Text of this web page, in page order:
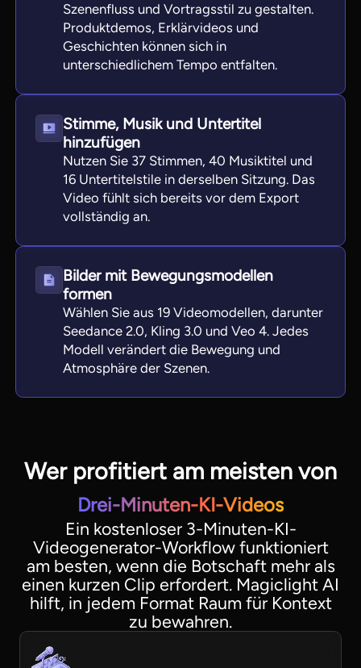
Szenenfluss und Vortragsstil zu gestalten.
Produktdemos, Erklärvideos und
Geschichten können sich in
unterschiedlichem Tempo entfalten.
Stimme, Musik und Untertitel
hinzufügen
Nutzen Sie 37 Stimmen, 40 Musiktitel und
16 Untertitelstile in derselben Sitzung. Das
Video fühlt sich bereits vor dem Export
vollständig an.
Bilder mit Bewegungsmodellen
formen
Wählen Sie aus 19 Videomodellen, darunter
Seedance 2.0, Kling 3.0 und Veo 4. Jedes
Modell verändert die Bewegung und
Atmosphäre der Szenen.
Wer profitiert am meisten von
Drei-Minuten-KI-Videos
Ein kostenloser 3-Minuten-KI-
Videogenerator-Workflow funktioniert
am besten, wenn die Botschaft mehr als
einen kurzen Clip erfordert. Magiclight AI
hilft, in jedem Format Raum für Kontext
zu bewahren.